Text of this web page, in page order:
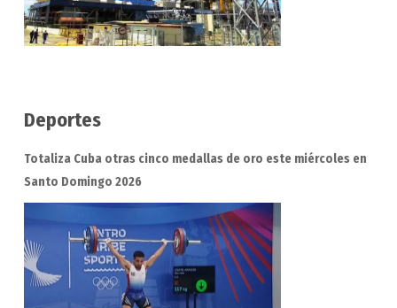
Deportes
Totaliza Cuba otras cinco medallas de oro este miércoles en
Santo Domingo 2026